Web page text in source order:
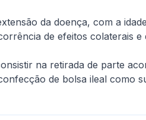
da doença, com a
de efeitos colaterais
na retirada de parte
de bolsa ileal como